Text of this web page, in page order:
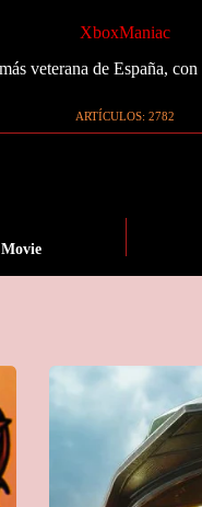
XboxManiac
veterana de España,
ARTÍCULOS: 2782